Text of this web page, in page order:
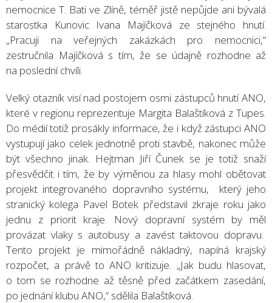
nemocnice T. Bati ve Zlíně, téměř jistě nepůjde ani bývalá
starostka Kunovic Ivana Majíčková ze stejného hnutí.
„Pracuji na veřejných zakázkách pro nemocnici,“
zestručnila Majíčková s tím, že se údajně rozhodne až
na poslední chvíli.
Velký otazník visí nad postojem osmi zástupců hnutí ANO,
které v regionu reprezentuje Margita Balaštíková z Tupes.
Do médií totiž prosákly informace, že i když zástupci ANO
vystupují jako celek jednotně proti stavbě, nakonec může
být všechno jinak. Hejtman Jiří Čunek se je totiž snaží
přesvědčit i tím, že by výměnou za hlasy mohl obětovat
projekt integrovaného dopravního systému, který jeho
stranický kolega Pavel Botek představil zkraje roku jako
jednu z priorit kraje. Nový dopravní systém by měl
provázat vlaky s autobusy a zavést taktovou dopravu.
Tento projekt je mimořádně nákladný, napíná krajský
rozpočet, a právě to ANO kritizuje. „Jak budu hlasovat,
o tom se rozhodne až těsně před začátkem zasedání,
po jednání klubu ANO,“ sdělila Balaštíková.